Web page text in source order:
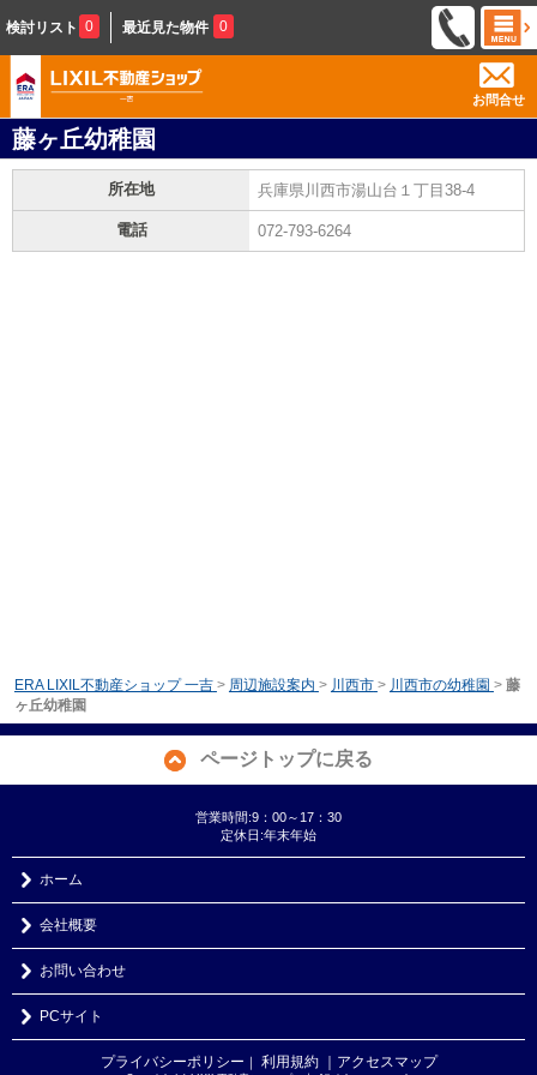
検討リスト 0 最近見た物件 0
お問合せ
藤ヶ丘幼稚園
所在地 兵庫県川西市湯山台１丁目38-4
電話 072-793-6264
ERA LIXIL不動産ショップ 一吉 > 周辺施設案内 > 川西市 > 川西市の幼稚園 > 藤
ヶ丘幼稚園
ページトップに戻る
営業時間:9：00～17：30
定休日:年末年始
ホーム
会社概要
お問い合わせ
PCサイト
プライバシーポリシー ｜ 利用規約 ｜アクセスマップ